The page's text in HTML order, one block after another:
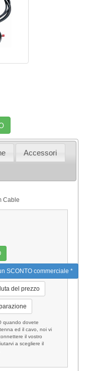
Accessori
Cable
SCONTO commerciale *
del prezzo
quando dovete
ed il cavo, noi vi
il vostro
a scegliere il